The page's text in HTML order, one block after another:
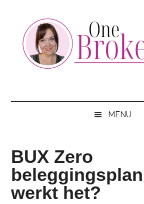
content
secondary
MENU
BUX Zero
werkt het?